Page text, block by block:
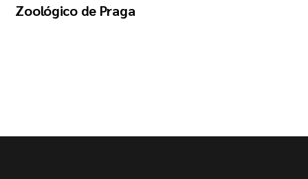
Zoológico de Praga